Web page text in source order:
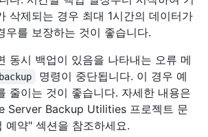
삭제되는 경우 최대 1시간의 데이터가
우를 보장하는 것이 좋습니다.
동시 백업이 있음을 나타내는 오류 메
명령이 중단됩니다. 이 경우 예
줄이는 것이 좋습니다. 자세한 내용은
Server Backup Utilities 프로젝트 문
예약" 섹션을 참조하세요.